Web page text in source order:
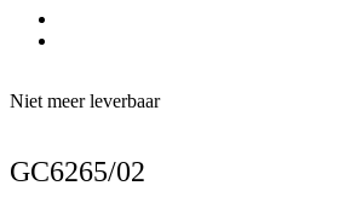
Niet meer leverbaar
GC6265/02